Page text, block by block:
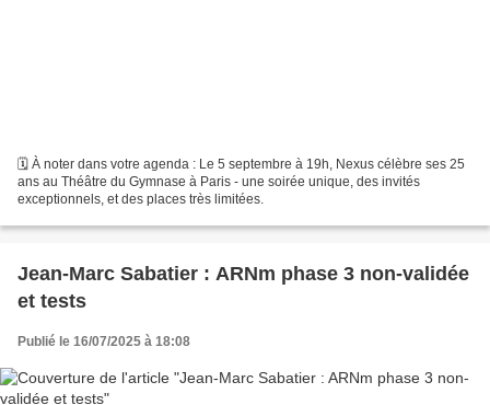
🗓️ À noter dans votre agenda : Le 5 septembre à 19h, Nexus célèbre ses 25
ans au Théâtre du Gymnase à Paris - une soirée unique, des invités
exceptionnels, et des places très limitées.
Jean-Marc Sabatier : ARNm phase 3 non-validée
et tests
Publié le 16/07/2025 à 18:08